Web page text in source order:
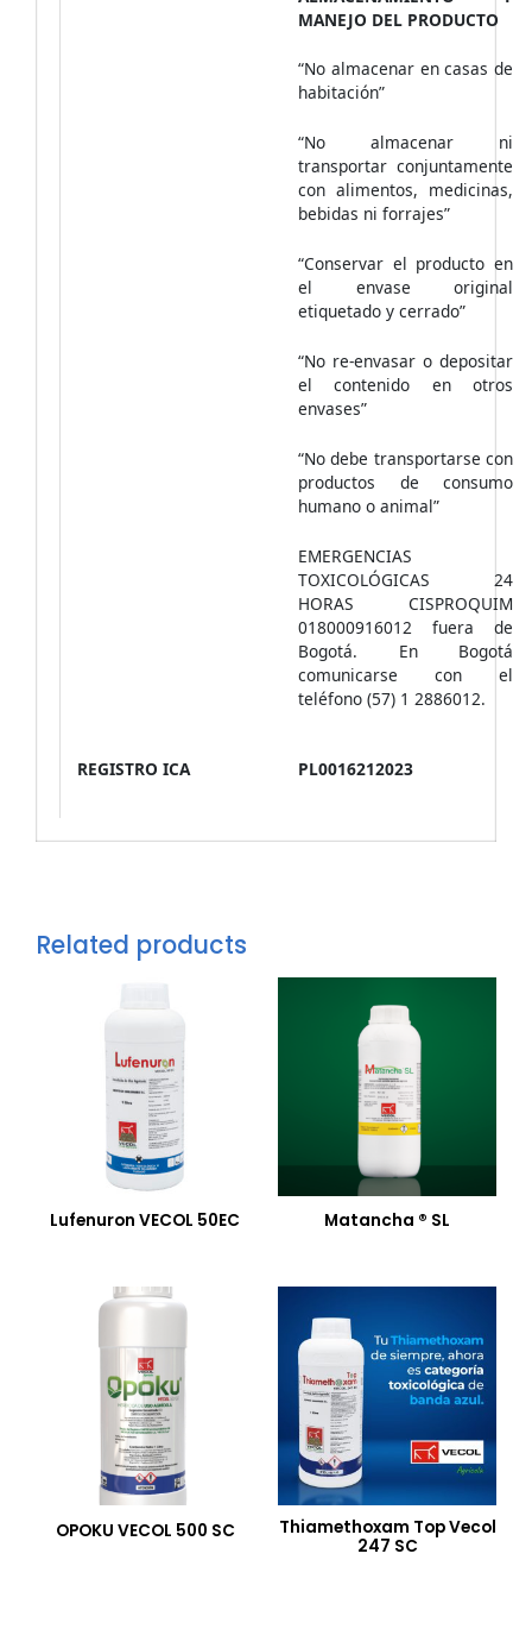
MANEJO DEL PRODUCTO
“No almacenar en casas de
habitación”
“No almacenar ni
transportar conjuntamente
con alimentos, medicinas,
bebidas ni forrajes”
“Conservar el producto en
el envase original
etiquetado y cerrado”
“No re-envasar o depositar
el contenido en otros
envases”
“No debe transportarse con
productos de consumo
humano o animal”
EMERGENCIAS
TOXICOLÓGICAS 24
HORAS CISPROQUIM
018000916012 fuera de
Bogotá. En Bogotá
comunicarse con el
teléfono (57) 1 2886012.
REGISTRO ICA PL0016212023
Related products
Lufenuron VECOL 50EC Matancha ® SL
OPOKU VECOL 500 SC
Thiamethoxam Top Vecol
247 SC